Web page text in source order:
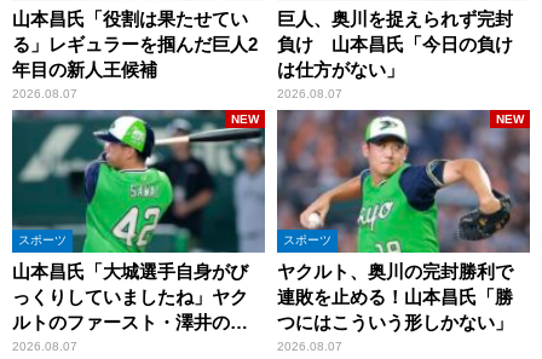
山本昌氏「役割は果たせてい
る」レギュラーを掴んだ巨人2
年目の新人王候補
2026.08.07
巨人、奥川を捉えられず完封
負け 山本昌氏「今日の負け
は仕方がない」
2026.08.07
スポーツ
山本昌氏「大城選手自身がび
っくりしていましたね」ヤク
ルトのファースト・澤井の判
断を評価
2026.08.07
NEW
スポーツ
ヤクルト、奥川の完封勝利で
連敗を止める！山本昌氏「勝
つにはこういう形しかない」
2026.08.07
NEW